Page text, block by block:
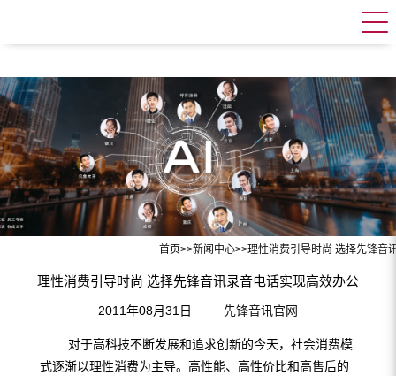
首页>>新闻中心>>理性消费引导时尚 选择先锋音
理性消费引导时尚 选择先锋音讯录音电话实现高效办公
2011年08月31日 先锋音讯官网
对于高科技不断发展和追求创新的今天，社会消费模
式逐渐以理性消费为主导。高性能、高性价比和高售后的